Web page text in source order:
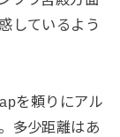
しているよう
を頼りにアル
多少距離はあ